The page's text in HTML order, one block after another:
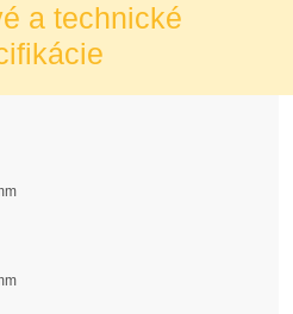
a technické